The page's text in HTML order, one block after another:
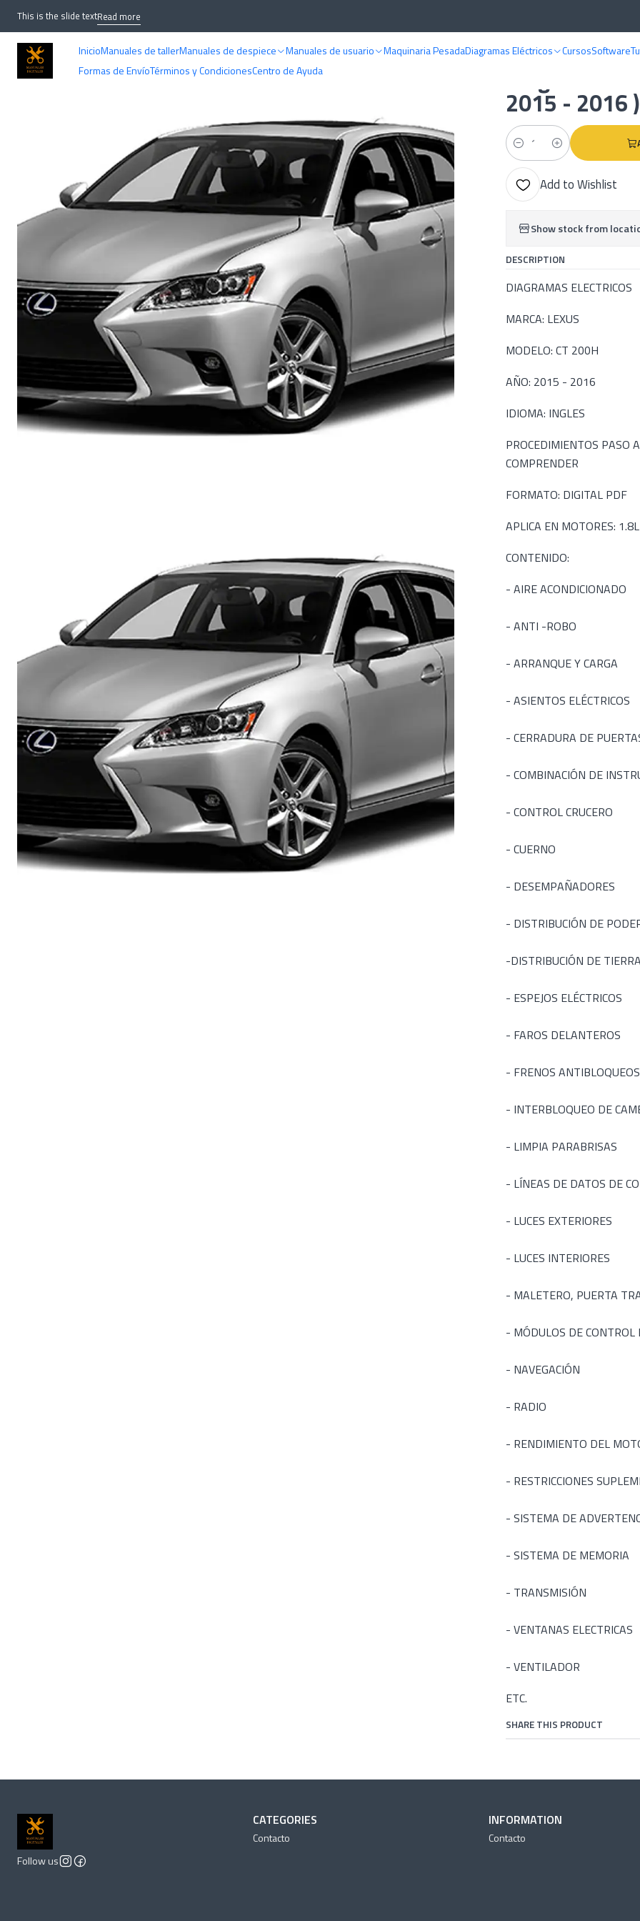
InicioManuales de tallerManuales de despiece Manuales de usuario Maquinaria PesadaDiagramas Eléctricos CursosSoftware
Formas de EnvíoTérminos y CondicionesCentro de Ayuda
This is the slide textRead more
Diagramas
2015 - 2016 )
Quantity
Add to Wishlist
Show stock from
DESCRIPTION
DIAGRAMAS ELECTRICOS
MARCA: LEXUS
MODELO: CT 200H
AÑO: 2015 - 2016
IDIOMA: INGLES
PROCEDIMIENTOS PASO
COMPRENDER
FORMATO: DIGITAL PDF
APLICA EN MOTORES:
CONTENIDO:
- AIRE ACONDICIONADO
- ANTI -ROBO
- ARRANQUE Y CARGA
- ASIENTOS ELÉCTRICOS
- CERRADURA DE
- COMBINACIÓN DE
- CONTROL CRUCERO
- CUERNO
- DESEMPAÑADORES
- DISTRIBUCIÓN DE
-DISTRIBUCIÓN DE TIERRA
- ESPEJOS ELÉCTRICOS
- FAROS DELANTEROS
- FRENOS ANTIBLOQUEOS
- INTERBLOQUEO DE
- LIMPIA PARABRISAS
- LÍNEAS DE DATOS DE
- LUCES EXTERIORES
- LUCES INTERIORES
- MALETERO, PUERTA
- MÓDULOS DE CONTROL
- NAVEGACIÓN
- RADIO
- RENDIMIENTO DEL
- RESTRICCIONES
- SISTEMA DE
- SISTEMA DE MEMORIA
- TRANSMISIÓN
- VENTANAS ELECTRICAS
- VENTILADOR
ETC.
SHARE THIS PRODUCT
Follow us
CATEGORIES
Contacto
INFORMATION
Contacto